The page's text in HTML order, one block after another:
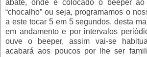
abate, onde é colocado o beeper
“chocalho” ou seja, programamos o
a este tocar 5 em 5 segundos, desta
em andamento e por intervalos
ouve o beeper, assim vai-se
acabará aos poucos por lhe ser